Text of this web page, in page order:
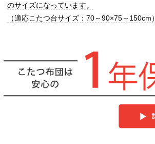
のサイズになっています。
（適応こたつ台サイズ：70～90×75～150cm）